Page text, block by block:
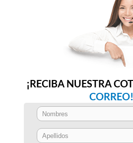
¡RECIBA NUESTRA
CORREO!